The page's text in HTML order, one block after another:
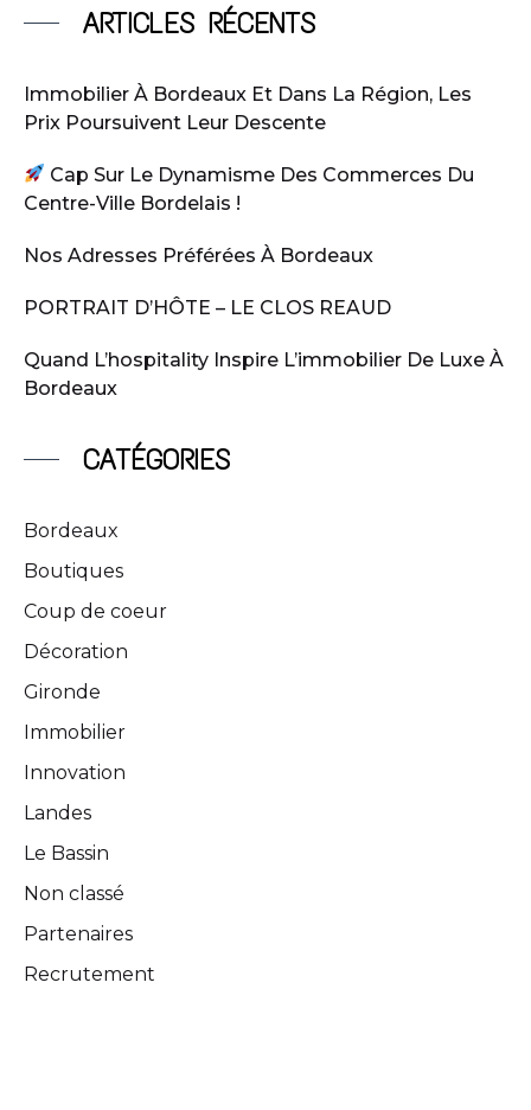
ARTICLES RÉCENTS
Immobilier À Bordeaux Et Dans La Région, Les
Prix Poursuivent Leur Descente
Cap Sur Le Dynamisme Des Commerces Du
Centre-Ville Bordelais !
Nos Adresses Préférées À Bordeaux
PORTRAIT D’HÔTE – LE CLOS REAUD
Quand L’hospitality Inspire L’immobilier De Luxe À
Bordeaux
CATÉGORIES
Bordeaux
Boutiques
Coup de coeur
Décoration
Gironde
Immobilier
Innovation
Landes
Le Bassin
Non classé
Partenaires
Recrutement